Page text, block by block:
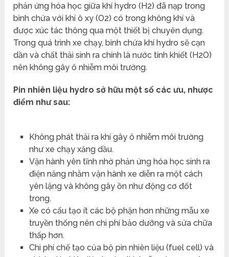
phản ứng hóa học giữa khí hydro (H2) đã nạp trong
bình chứa với khí ô xy (O2) có trong không khí và
được xúc tác thông qua một thiết bị chuyên dụng.
Trong quá trình xe chạy, bình chứa khí hydro sẽ cạn
dần và chất thải sinh ra chính là nước tinh khiết (H2O)
nên không gây ô nhiễm môi trường.
Pin nhiên liệu hydro sở hữu một số các ưu, nhược
điểm như sau:
Không phát thải ra khí gây ô nhiễm môi trường
như xe chạy xăng dầu.
Vận hành yên tĩnh nhờ phản ứng hóa học sinh ra
điện năng nhằm vận hành xe diễn ra một cách
yên lặng và không gây ồn như động cơ đốt
trong.
Xe có cấu tạo ít các bộ phận hơn những mẫu xe
truyền thống nên chi phí bảo dưỡng và sửa chữa
thấp hơn.
Chi phí chế tạo của bộ pin nhiên liệu (fuel cell) và